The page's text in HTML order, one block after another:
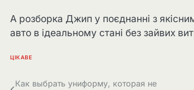
А розборка Джип у поєднанні з
авто в ідеальному стані без зайвих
ЦІКАВЕ
Навігація
Как выбрать униформу, которая не